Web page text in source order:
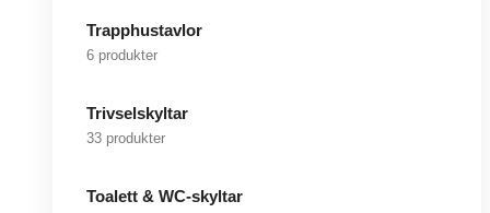
Trapphustavlor
6 produkter
Trivselskyltar
33 produkter
Toalett & WC-skyltar